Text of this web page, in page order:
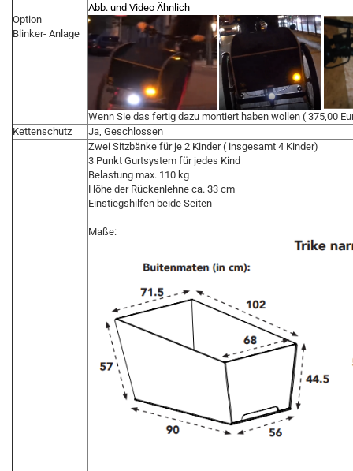
Option
Blinker- Anlage
Abb. und Video Ähnlich
Wenn Sie das fertig dazu montiert haben wollen ( 375,00
Kettenschutz
Ja, Geschlossen
Zwei Sitzbänke für je 2 Kinder ( insgesamt 4 Kinder)
3 Punkt Gurtsystem für jedes Kind
Belastung max. 110 kg
Höhe der Rückenlehne ca. 33 cm
Einstiegshilfen beide Seiten
Maße: